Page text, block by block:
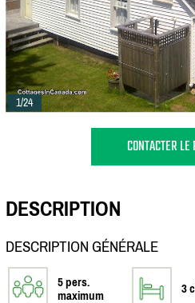
1/24
CONTACTER
DESCRIPTION
DESCRIPTION GÉNÉRALE
5 pers.
maximum
3